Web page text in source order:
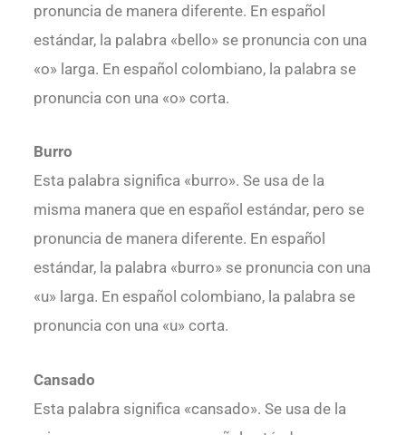
pronuncia de manera diferente. En español
estándar, la palabra «bello» se pronuncia con una
«o» larga. En español colombiano, la palabra se
pronuncia con una «o» corta.
Burro
Esta palabra significa «burro». Se usa de la
misma manera que en español estándar, pero se
pronuncia de manera diferente. En español
estándar, la palabra «burro» se pronuncia con una
«u» larga. En español colombiano, la palabra se
pronuncia con una «u» corta.
Cansado
Esta palabra significa «cansado». Se usa de la